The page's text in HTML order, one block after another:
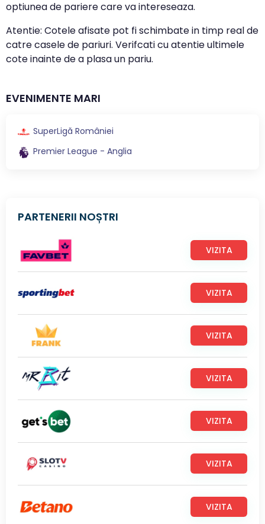
optiunea de pariere care va intereseaza.
Atentie: Cotele afisate pot fi schimbate in timp real de
catre casele de pariuri. Verifcati cu atentie ultimele
cote inainte de a plasa un pariu.
EVENIMENTE MARI
SuperLigă României
Premier League - Anglia
PARTENERII NOȘTRI
VIZITA
VIZITA
VIZITA
VIZITA
VIZITA
VIZITA
VIZITA